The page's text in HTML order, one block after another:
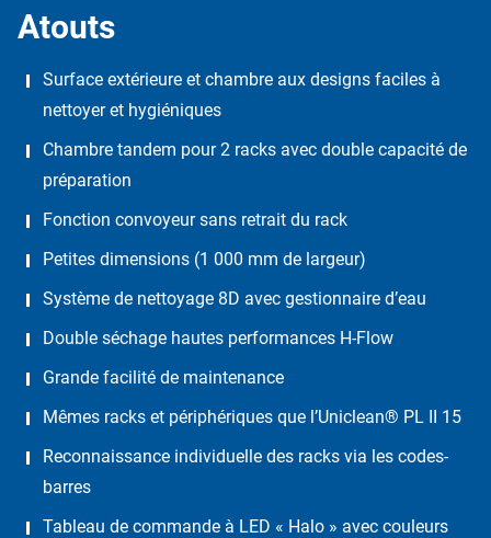
Atouts
Surface extérieure et chambre aux designs faciles à
nettoyer et hygiéniques
Chambre tandem pour 2 racks avec double capacité de
préparation
Fonction convoyeur sans retrait du rack
Petites dimensions (1 000 mm de largeur)
Système de nettoyage 8D avec gestionnaire d’eau
Double séchage hautes performances H-Flow
Grande facilité de maintenance
Mêmes racks et périphériques que l’Uniclean® PL II 15
Reconnaissance individuelle des racks via les codes-
barres
Tableau de commande à LED « Halo » avec couleurs